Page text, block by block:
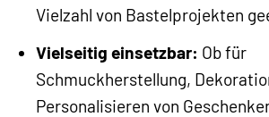
Vielzahl von Bastelprojekten
Vielseitig einsetzbar: Ob für
Schmuckherstellung,
Personalisieren von